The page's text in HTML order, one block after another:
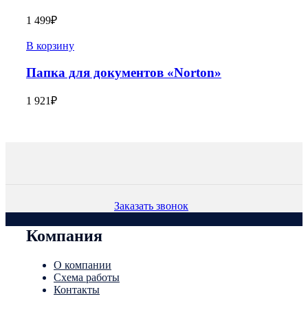
1 499₽
В корзину
Папка для документов «Norton»
1 921₽
Заказать звонок
Компания
О компании
Схема работы
Контакты